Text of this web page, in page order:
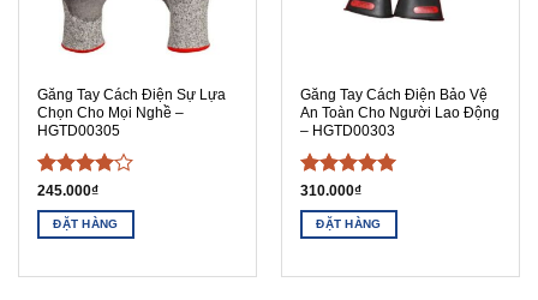
Găng Tay Cách Điện Sự Lựa
Chọn Cho Mọi Nghề –
HGTD00305
Được
xếp hạng
5 sao
245.000₫
ĐẶT HÀNG
Găng Tay Cách Điện Bảo Vệ
An Toàn Cho Người Lao Động
– HGTD00303
Được xếp
hạng55
sao
310.000₫
ĐẶT HÀNG